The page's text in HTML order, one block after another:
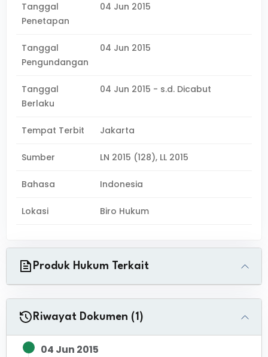
Tanggal
Penetapan
04 Jun 2015
Tanggal
Pengundangan
04 Jun 2015
Tanggal
Berlaku
04 Jun 2015 - s.d. Dicabut
Tempat Terbit Jakarta
Sumber LN 2015 (128), LL 2015
Bahasa Indonesia
Lokasi Biro Hukum
Produk Hukum Terkait
Riwayat Dokumen (1)
04 Jun 2015